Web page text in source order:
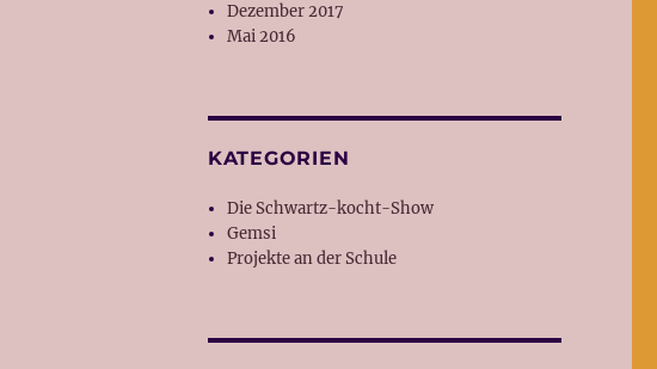
Dezember 2017
Mai 2016
KATEGORIEN
Die Schwartz-kocht-Show
Gemsi
Projekte an der Schule